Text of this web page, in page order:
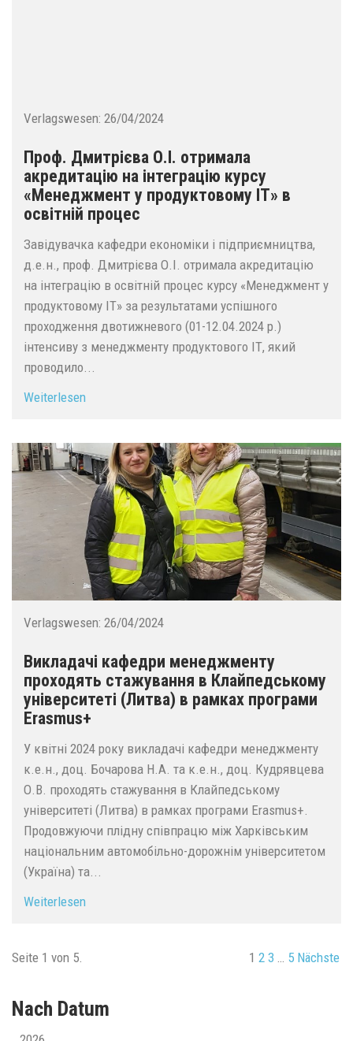
Verlagswesen: 26/04/2024
Проф. Дмитрієва О.І. отримала
акредитацію на інтеграцію курсу
«Менеджмент у продуктовому ІТ» в
освітній процес
Завідувачка кафедри економіки і підприємництва,
д.е.н., проф. Дмитрієва О.І. отримала акредитацію
на інтеграцію в освітній процес курсу «Менеджмент у
продуктовому ІТ» за результатами успішного
проходження двотижневого (01-12.04.2024 р.)
інтенсиву з менеджменту продуктового ІТ, який
проводило...
Weiterlesen
Verlagswesen: 26/04/2024
Викладачі кафедри менеджменту
проходять стажування в Клайпедському
університеті (Литва) в рамках програми
Erasmus+
У квітні 2024 року викладачі кафедри менеджменту
к.е.н., доц. Бочарова Н.А. та к.е.н., доц. Кудрявцева
О.В. проходять стажування в Клайпедському
університеті (Литва) в рамках програми Erasmus+.
Продовжуючи плідну співпрацю між Харківським
національним автомобільно-дорожнім університетом
(Україна) та...
Weiterlesen
Seite 1 von 5. 1 2 3 … 5 Nächste
Nach Datum